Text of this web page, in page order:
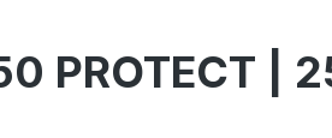
PROTECT |